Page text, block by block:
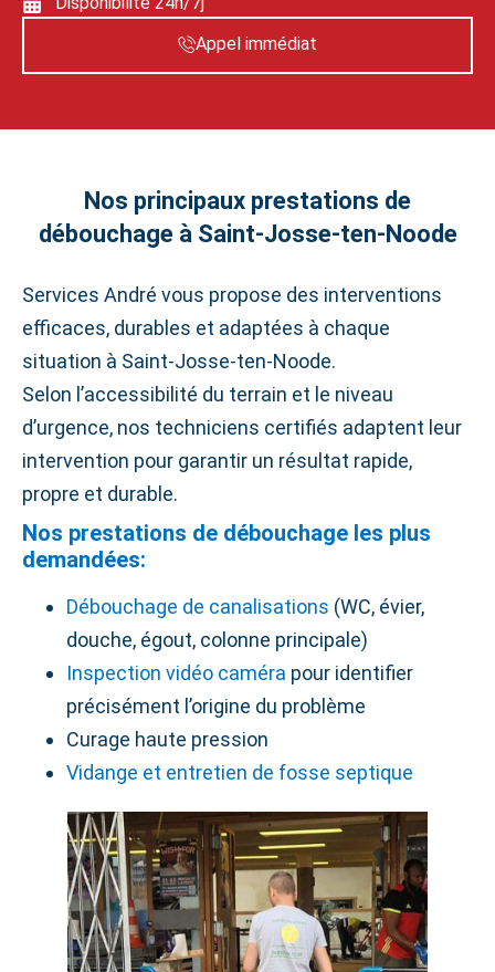
Appel immédiat
Nos principaux prestations de
débouchage à Saint‑Josse‑ten‑Noode
Services André vous propose des interventions
efficaces, durables et adaptées à chaque
situation à Saint‑Josse‑ten‑Noode.
Selon l’accessibilité du terrain et le niveau
d’urgence, nos techniciens certifiés adaptent leur
intervention pour garantir un résultat rapide,
propre et durable.
Nos prestations de débouchage les plus
demandées:
Débouchage de canalisations (WC, évier,
douche, égout, colonne principale)
Inspection vidéo caméra pour identifier
précisément l’origine du problème
Curage haute pression
Vidange et entretien de fosse septique